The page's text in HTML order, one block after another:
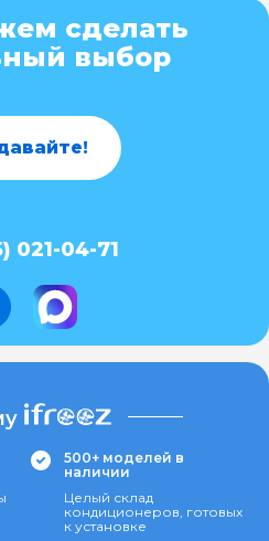
сделать
выбор
021-04-71
500+ моделей в
наличии
Целый склад
кондиционеров, готовых
к установке